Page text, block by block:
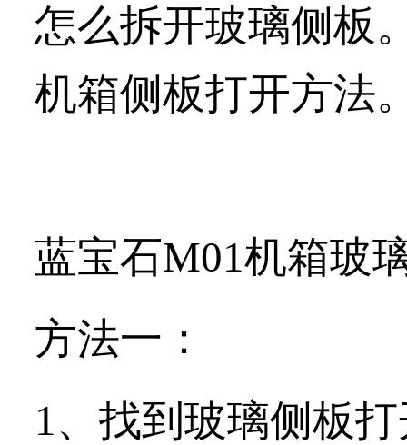
怎么拆开玻璃侧板
机箱侧板打开方法
蓝宝石M01机箱玻
方法一：
1、找到玻璃侧板